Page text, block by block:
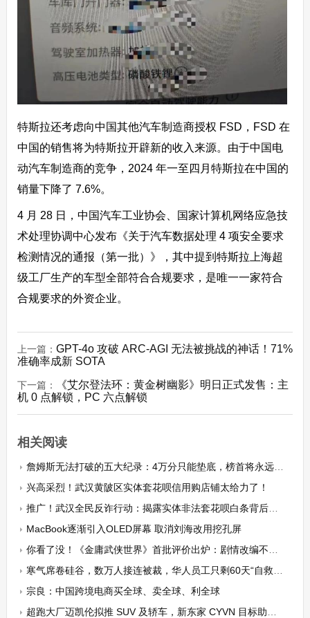
特斯拉还考虑向中国其他汽车制造商授权 FSD，FSD 在
中国的销售将为特斯拉开辟新的收入来源。由于中国电
动汽车制造商的竞争，2024 年一至四月特斯拉在中国的
销量下降了 7.6%。
4 月 28 日，中国汽车工业协会、国家计算机网络应急技
术处理协调中心发布《关于汽车数据处理 4 项安全要求
检测情况的通报（第一批）》，其中提到特斯拉上海超
级工厂生产的车型全部符合合规要求，是唯一一家符合
合规要求的外资企业。
上一篇： GPT-4o 攻破 ARC-AGI 无法被挑战的神话！71%
准确率成新 SOTA
下一篇：
《艾尔登法环：黄金树幽影》明日正式发售：主
机 0 点解锁，PC 六点解锁
相关阅读
詹姆斯无法打破的五大纪录：4万分只能垫底，榜首将永远尘封！
兴高采烈！武汉黄陂区实体套花呗信用购店铺太给力了！
推广！武汉全民反诈行动：揭露实体非法套花呗白条背后的黑色产业链
MacBook逐渐引入OLED屏幕 取消刘海改用挖孔屏
你看了没！《金庸武侠世界》首批评价出炉：剧情改编不合理
寒气席卷硅谷，数万人接连被裁，华人员工只剩60天“自救”？
宗良：中国跨境电商买全球、卖全球、利全球
超跑大厂迈凯伦拟推 SUV 及轿车，新东家 CYVN 目标助其摆脱困境